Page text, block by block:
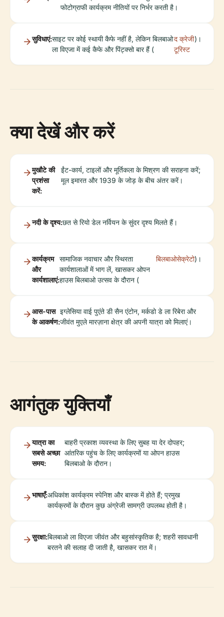
फोटोग्राफी कार्यक्रम नीतियों पर निर्भर करती है।
सुविधाएं:साइट पर कोई स्थायी कैफे नहीं है, लेकिन बिलबाओ
ला विएजा में कई कैफे और पिंट्क्सो बार हैं (
द क्रेजी
टूरिस्ट
)।
क्या देखें और करें
मुखौटे की
प्रशंसा
करें:
ईंट-कार्य, टाइलों और मूर्तिकला के मिश्रण की सराहना करें;
मूल इमारत और 1939 के जोड़ के बीच अंतर करें।
नदी के दृश्य:छत से रियो डेल नर्वियन के सुंदर दृश्य मिलते हैं।
कार्यक्रम
और
कार्यशालाएं:
सामाजिक नवाचार और स्थिरता
कार्यशालाओं में भाग लें, खासकर ओपन
हाउस बिलबाओ उत्सव के दौरान (
बिलबाओसेक्रेटो)।
आस-पास
के आकर्षण:
इग्लेसिया वाई पुएंते डी सैन एंटोन, मर्कडो डे ला रिबेरा और
जीवंत मुएले मारज़ाना क्षेत्र की अपनी यात्रा को मिलाएं।
आगंतुक युक्तियाँ
यात्रा का
सबसे अच्छा
समय:
बाहरी प्रकाश व्यवस्था के लिए सुबह या देर दोपहर;
आंतरिक पहुंच के लिए कार्यक्रमों या ओपन हाउस
बिलबाओ के दौरान।
भाषाएँ:अधिकांश कार्यक्रम स्पेनिश और बास्क में होते हैं; प्रमुख
कार्यक्रमों के दौरान कुछ अंग्रेजी सामग्री उपलब्ध होती है।
सुरक्षा:बिलबाओ ला विएजा जीवंत और बहुसांस्कृतिक है; शहरी सावधानी
बरतने की सलाह दी जाती है, खासकर रात में।